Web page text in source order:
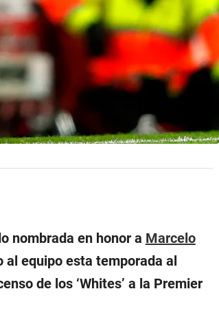
nombrada en honor a Marcelo
equipo esta temporada al
de los ‘Whites’ a la Premier